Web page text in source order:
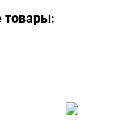
товары: